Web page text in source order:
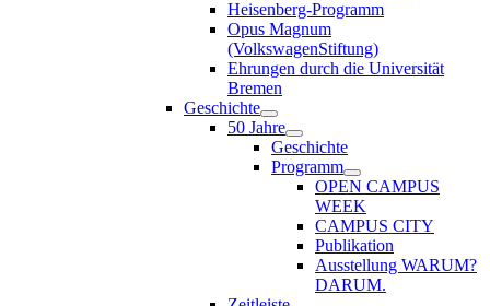
Heisenberg-Programm
Opus Magnum
(VolkswagenStiftung)
Ehrungen durch die Universität
Bremen
Geschichte
50 Jahre
Geschichte
Programm
OPEN CAMPUS
WEEK
CAMPUS CITY
Publikation
Ausstellung WARUM?
DARUM.